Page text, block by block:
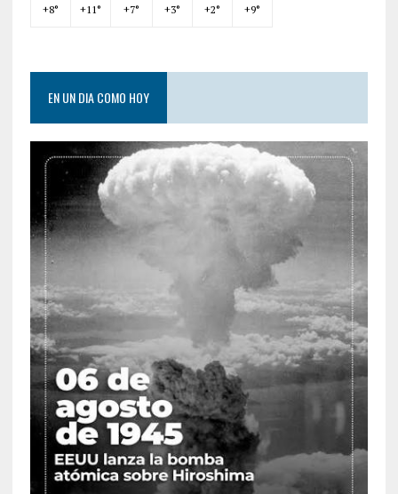
+8° +11° +7° +3° +2° +9°
EN UN DIA COMO HOY